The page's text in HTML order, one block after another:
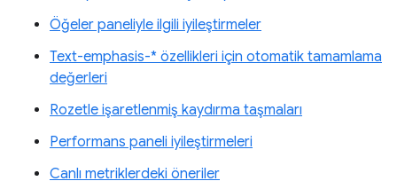
Öğeler paneliyle ilgili iyileştirmeler
Text-emphasis-* özellikleri için otomatik tamamlama
değerleri
Rozetle işaretlenmiş kaydırma taşmaları
Performans paneli iyileştirmeleri
Canlı metriklerdeki öneriler